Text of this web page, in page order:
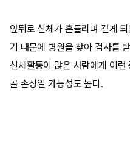
앞뒤로 신체가 흔들리며 걷게
기 때문에 병원을 찾아 검사를
신체활동이 많은 사람에게 이
골 손상일 가능성도 높다.